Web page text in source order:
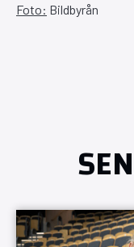
Foto: Bildbyrån